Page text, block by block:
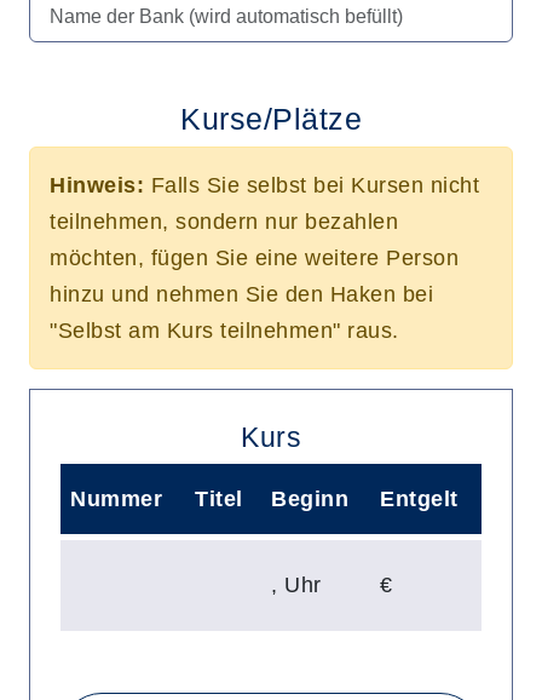
Kurse/Plätze
Hinweis: Falls Sie selbst bei Kursen nicht
teilnehmen, sondern nur bezahlen
möchten, fügen Sie eine weitere Person
hinzu und nehmen Sie den Haken bei
"Selbst am Kurs teilnehmen" raus.
Kurs
Nummer Titel Beginn Entgelt
Mehr Details zu folgendem Kurs
, Uhr €